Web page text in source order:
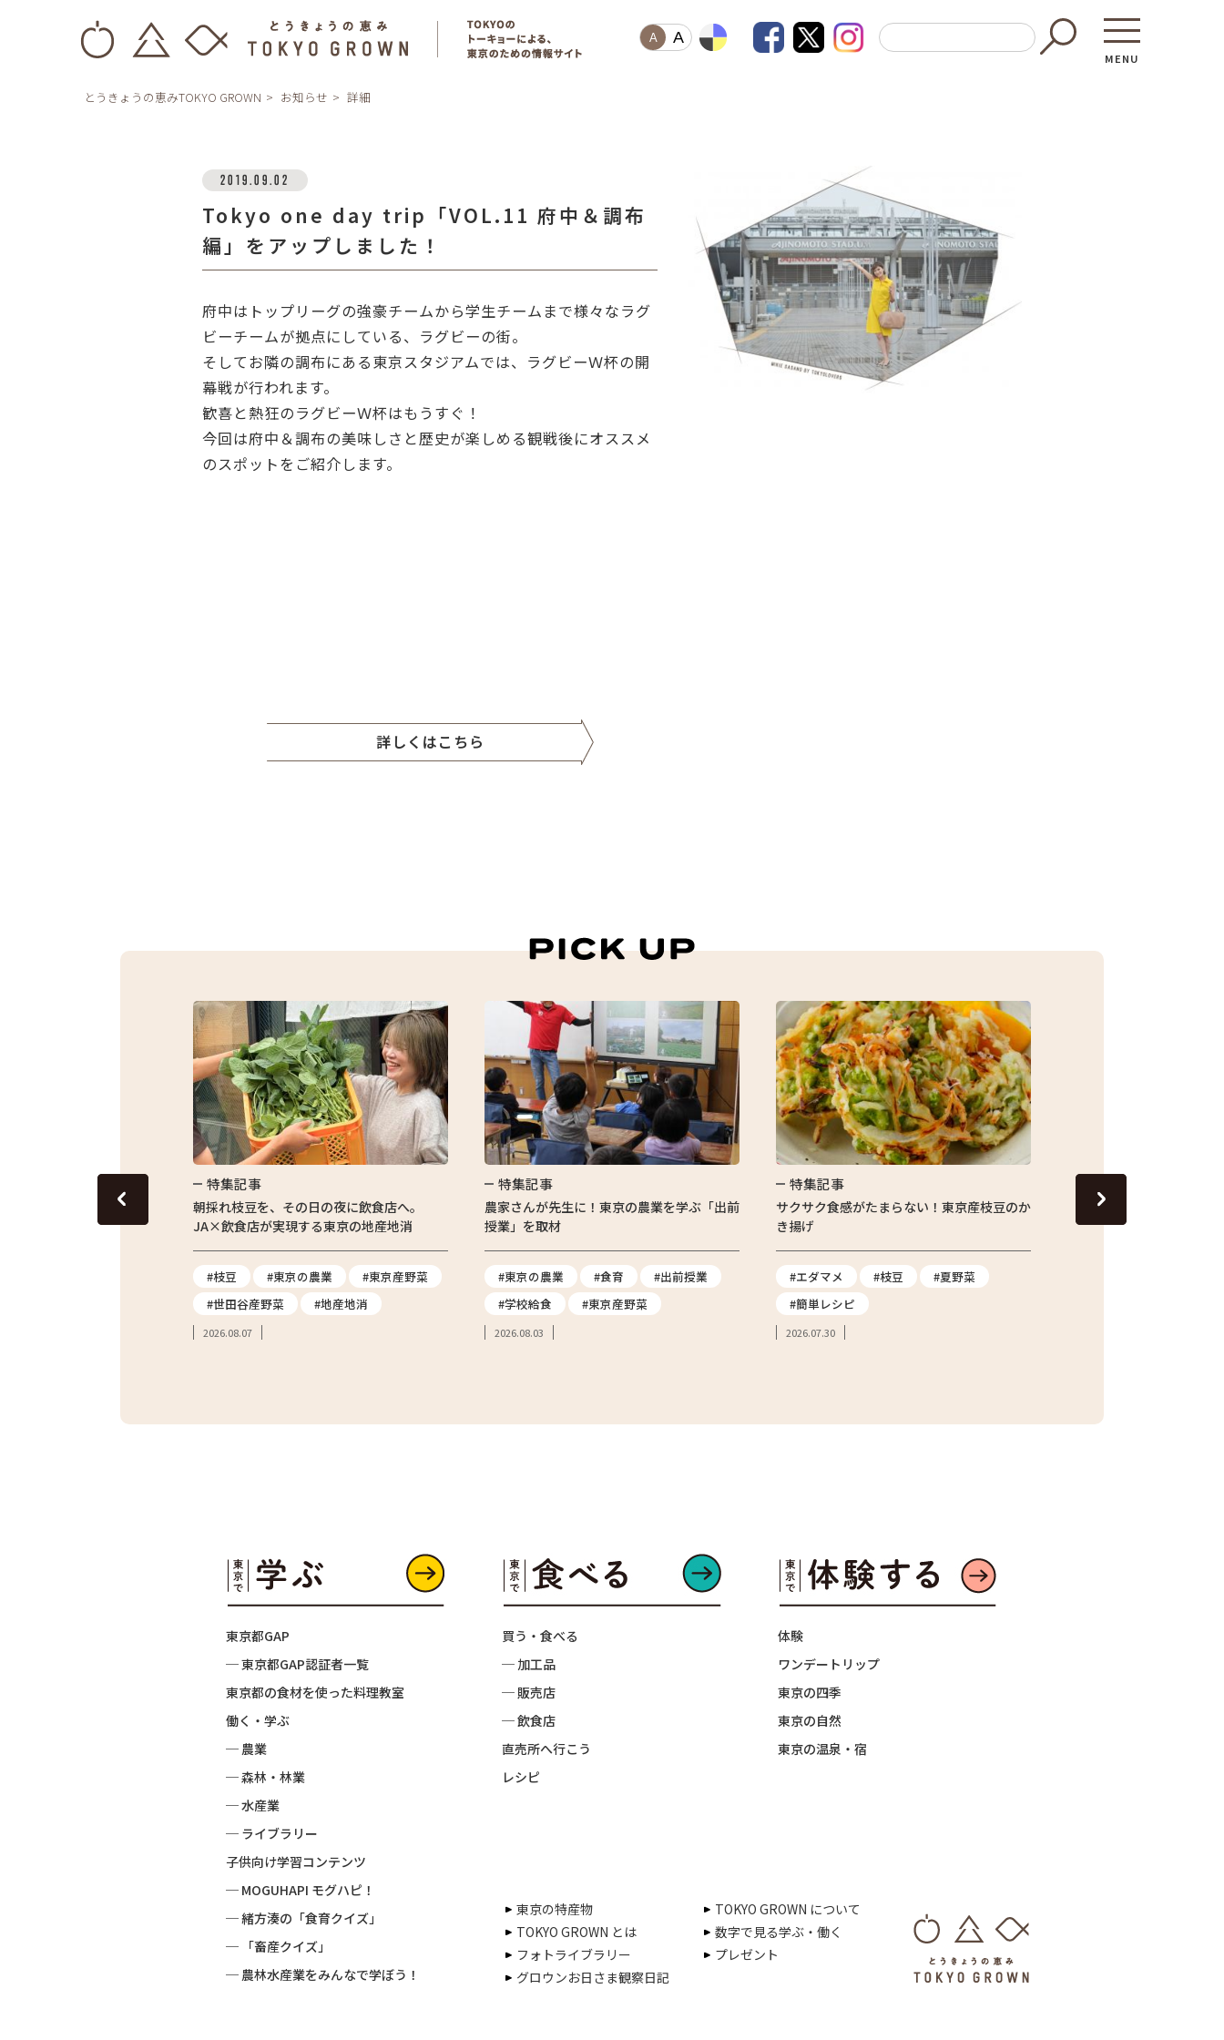
A A
MENU
東京都GAP
─ 東京都GAP認証者一覧
東京都の食材を使った料理教室
働く・学ぶ
─ 農業
とうきょうの恵みTOKYO GROWN お知らせ 詳細
2019.09.02
Tokyo one day trip「VOL.11 府中＆調布
編」をアップしました！
府中はトップリーグの強豪チームから学生チームまで様々なラグ
ビーチームが拠点にしている、ラグビーの街。
そしてお隣の調布にある東京スタジアムでは、ラグビーＷ杯の開
幕戦が行われます。
歓喜と熱狂のラグビーＷ杯はもうすぐ！
今回は府中＆調布の美味しさと歴史が楽しめる観戦後にオススメ
のスポットをご紹介します。
詳しくはこちら
の田んぼ。青梅・東京繁
特集記事
朝採れ枝豆を、その日の夜に飲食店へ。
JA×飲食店が実現する東京の地産地消
#枝豆 #東京の農業
#東京産野菜
#世田谷産野菜
#地産地消
2026.08.07
特集記事
農家さんが先生に！東京の農業を学ぶ「出前
授業」を取材
#東京の農業 #食育
#出前授業
#学校給食
#東京産野菜
2026.08.03
特集記事
サクサク食感がたまらない！東京産枝豆のか
き揚げ
#エダマメ #枝豆
#夏野菜
#簡単レシピ
2026.07.30
じゅわっと旬の味わい！
ナスの焼きびたし
東京都GAP
─ 東京都GAP認証者一覧
東京都の食材を使った料理教室
働く・学ぶ
─ 農業
─ 森林・林業
─ 水産業
─ ライブラリー
子供向け学習コンテンツ
─ MOGUHAPI モグハピ！
─ 緒方湊の「食育クイズ」
─ 「畜産クイズ」
─ 農林水産業をみんなで学ぼう！
買う・食べる
─ 加工品
─ 販売店
─ 飲食店
直売所へ行こう
レシピ
体験
ワンデートリップ
東京の四季
東京の自然
東京の温泉・宿
東京の特産物
TOKYO GROWN について
TOKYO GROWN とは
数字で見る学ぶ・働く
フォトライブラリー
プレゼント
グロウンお日さま観察日記